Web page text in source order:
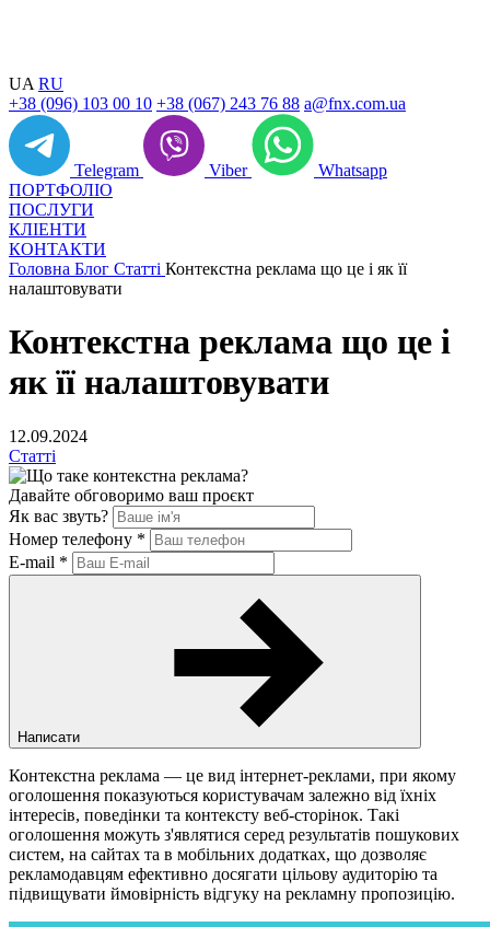
UA RU
+38 (096) 103 00 10 +38 (067) 243 76 88 a@fnx.com.ua
Telegram Viber
Whatsapp
ПОРТФОЛІО
ПОСЛУГИ
КЛІЕНТИ
КОНТАКТИ
Головна Блог Статті Контекстна реклама що це і як її
налаштовувати
Контекстна реклама що це і
як її налаштовувати
12.09.2024
Статті
Давайте обговоримо ваш проєкт
Як вас звуть?
Номер телефону *
E-mail *
Написати
Контекстна реклама — це вид інтернет-реклами, при якому
оголошення показуються користувачам залежно від їхніх
інтересів, поведінки та контексту веб-сторінок. Такі
оголошення можуть з'являтися серед результатів пошукових
систем, на сайтах та в мобільних додатках, що дозволяє
рекламодавцям ефективно досягати цільову аудиторію та
підвищувати ймовірність відгуку на рекламну пропозицію.